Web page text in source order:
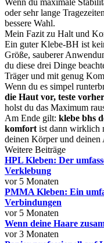
Wenn du maximale
oder sehr lange
bessere Wahl.
Mein Fazit zu Halt und
Ein guter Klebe-BH ist
Größe, sauberer
du diese drei Dinge
Träger und mit genug
Wenn du es simpel
die Haut vor, teste
holst du das Maximum
Am Ende gilt: klebe bhs
komfort ist dann wirklich
deinen Körper und deinen
Weitere Beiträge
HPL Kleben: Der
Verklebung
vor 5 Monaten
PMMA Kleben: Ein
Verbindungen
vor 5 Monaten
Wenn deine Haare
vor 3 Monaten